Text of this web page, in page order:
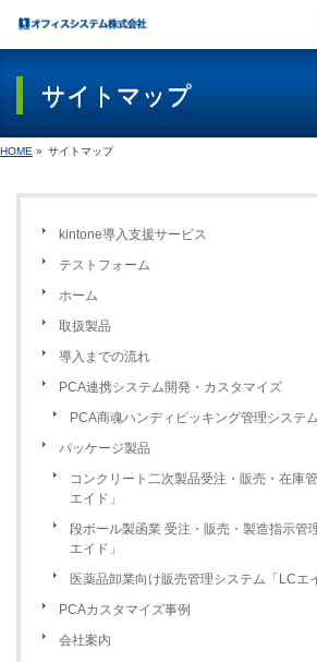
サイトマップ
HOME » サイトマップ
kintone導入支援サービス
テストフォーム
ホーム
取扱製品
導入までの流れ
PCA連携システム開発・カスタマイズ
PCA商魂ハンディピッキング管理システム
パッケージ製品
コンクリート二次製品受注・販売・在庫
エイド」
段ボール製函業 受注・販売・製造指示管
エイド」
医薬品卸業向け販売管理システム「LCエ
PCAカスタマイズ事例
会社案内
パッケージ製品
オリジナル製品
導入までの流れ
FLOW
取扱製品
PRODUCT
SUPPORT
会社案内